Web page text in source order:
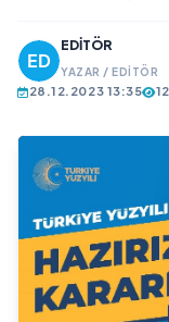
EDITÖR
YAZAR / EDITÖR
28.12.2023 13:35